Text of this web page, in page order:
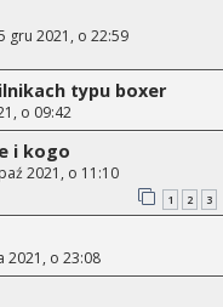
gru 2021, o 22:59
typu boxer
o 09:42
i kogo
2021, o 11:10
1 2 3
2021, o 23:08